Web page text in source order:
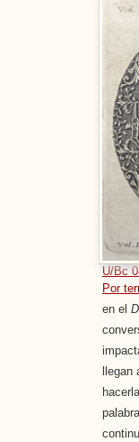
U/Bc
Por
en el